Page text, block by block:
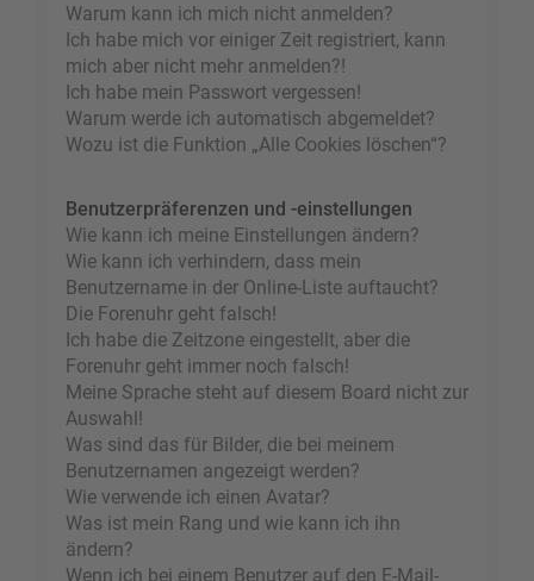
Warum kann ich mich nicht anmelden?
Ich habe mich vor einiger Zeit registriert, kann
mich aber nicht mehr anmelden?!
Ich habe mein Passwort vergessen!
Warum werde ich automatisch abgemeldet?
Wozu ist die Funktion „Alle Cookies löschen“?
Benutzerpräferenzen und -einstellungen
Wie kann ich meine Einstellungen ändern?
Wie kann ich verhindern, dass mein
Benutzername in der Online-Liste auftaucht?
Die Forenuhr geht falsch!
Ich habe die Zeitzone eingestellt, aber die
Forenuhr geht immer noch falsch!
Meine Sprache steht auf diesem Board nicht zur
Auswahl!
Was sind das für Bilder, die bei meinem
Benutzernamen angezeigt werden?
Wie verwende ich einen Avatar?
Was ist mein Rang und wie kann ich ihn
ändern?
Wenn ich bei einem Benutzer auf den E-Mail-